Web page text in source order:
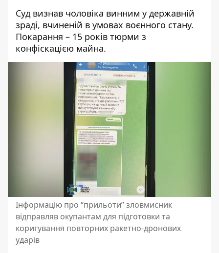
Суд визнав чоловіка винним у державній
зраді, вчиненій в умовах воєнного стану.
Покарання – 15 років тюрми з
конфіскацією майна.
Інформацію про “прильоти” зловмисник
відправляв окупантам для підготовки та
коригування повторних ракетно-дронових
ударів